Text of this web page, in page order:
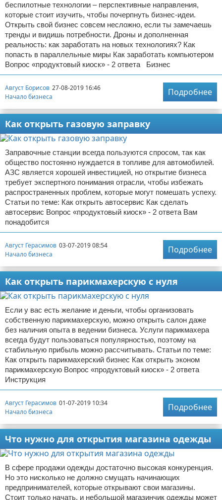
беспилотные технологии – перспективные направления,
которые стоит изучить, чтобы почерпнуть бизнес-идеи.
Открыть свой бизнес совсем несложно, если ты замечаешь
тренды и видишь потребности. Дроны и дополненная
реальность: как заработать на новых технологиях? Как
попасть в параллельные миры Как заработать компьютером
Вопрос «продуктовый киоск» - 2 ответа Бизнес
Август Борисов 27-08-2019 16:46
Начало бизнеса
Подробнее
Как открыть газовую заправку
Заправочные станции всегда пользуются спросом, так как
общество постоянно нуждается в топливе для автомобилей.
АЗС является хорошей инвестицией, но открытие бизнеса
требует экспертного понимания отрасли, чтобы избежать
распространенных проблем, которые могут помешать успеху.
Статьи по теме: Как открыть автосервис Как сделать
автосервис Вопрос «продуктовый киоск» - 2 ответа Вам
понадобится
Август Герасимов 03-07-2019 08:54
Начало бизнеса
Подробнее
Как открыть парикмахерскую с нуля
Если у вас есть желание и деньги, чтобы организовать
собственную парикмахерскую, можно открыть салон даже
без наличия опыта в ведении бизнеса. Услуги парикмахера
всегда будут пользоваться популярностью, поэтому на
стабильную прибыль можно рассчитывать. Статьи по теме:
Как открыть парикмахерский бизнес Как открыть эконом
парикмахерскую Вопрос «продуктовый киоск» - 2 ответа
Инструкция
Август Герасимов 01-07-2019 10:34
Начало бизнеса
Подробнее
Что нужно для открытия магазина одежды
В сфере продажи одежды достаточно высокая конкуренция.
Но это нисколько не должно смущать начинающих
предпринимателей, которые открывают свои магазины.
Стоит только начать, и небольшой магазинчик одежды может